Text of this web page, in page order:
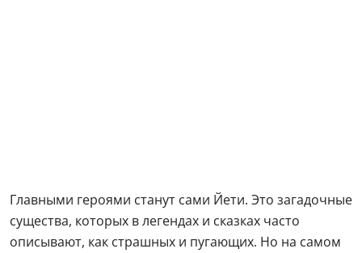
Главными героями станут сами Йети. Это загадочные
существа, которых в легендах и сказках часто
описывают, как страшных и пугающих. Но на самом